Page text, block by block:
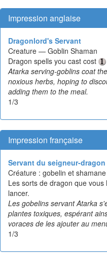
Impression anglaise
Dragonlord's Servant
Creature — Goblin Shaman
Dragon spells you cast cost
Atarka serving-goblins coat
noxious herbs, hoping to
adding them to the meal.
1/3
Impression française
Servant du seigneur-dragon
Créature : gobelin et shamane
Les sorts de dragon que vous
lancer.
Les gobelins servant Atarka
plantes toxiques, espérant
voraces de les ajouter au
1/3